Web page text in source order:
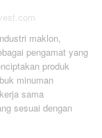
maklon,
pengamat yang
produk
minuman
sama
sesuai dengan